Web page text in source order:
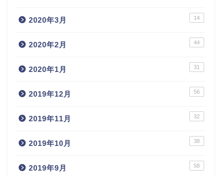
2020年3月 14
2020年2月 44
2020年1月 31
2019年12月 56
2019年11月 32
2019年10月 38
2019年9月 58